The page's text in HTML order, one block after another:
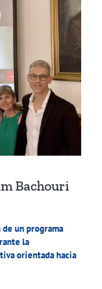
Bachouri
un programa
la
orientada hacia